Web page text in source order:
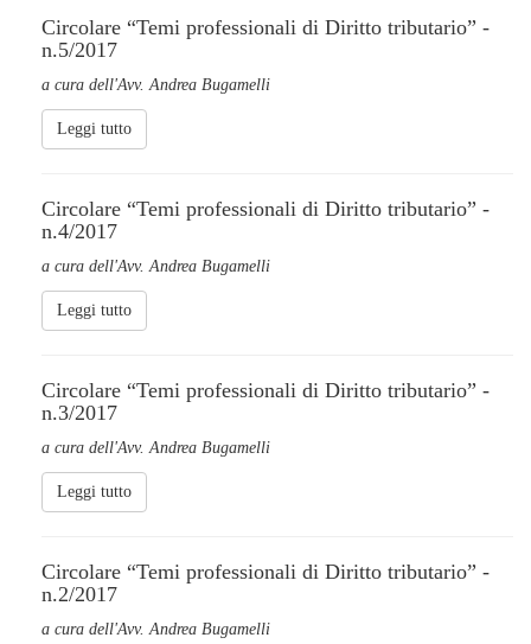
Circolare “Temi professionali di Diritto tributario” -
n.5/2017
a cura dell'Avv. Andrea Bugamelli
Leggi tutto
Circolare “Temi professionali di Diritto tributario” -
n.4/2017
a cura dell'Avv. Andrea Bugamelli
Leggi tutto
Circolare “Temi professionali di Diritto tributario” -
n.3/2017
a cura dell'Avv. Andrea Bugamelli
Leggi tutto
Circolare “Temi professionali di Diritto tributario” -
n.2/2017
a cura dell'Avv. Andrea Bugamelli